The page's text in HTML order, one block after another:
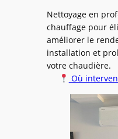
Nettoyage en
chauffage pour
améliorer le
installation et
votre chaudière.
Où